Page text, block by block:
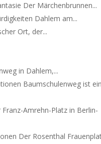
Der Märchenbrunnen...
Dahlem am...
Ort, der...
in Dahlem,...
Baumschulenweg ist ein
Amrehn-Platz in Berlin-
Der Rosenthal